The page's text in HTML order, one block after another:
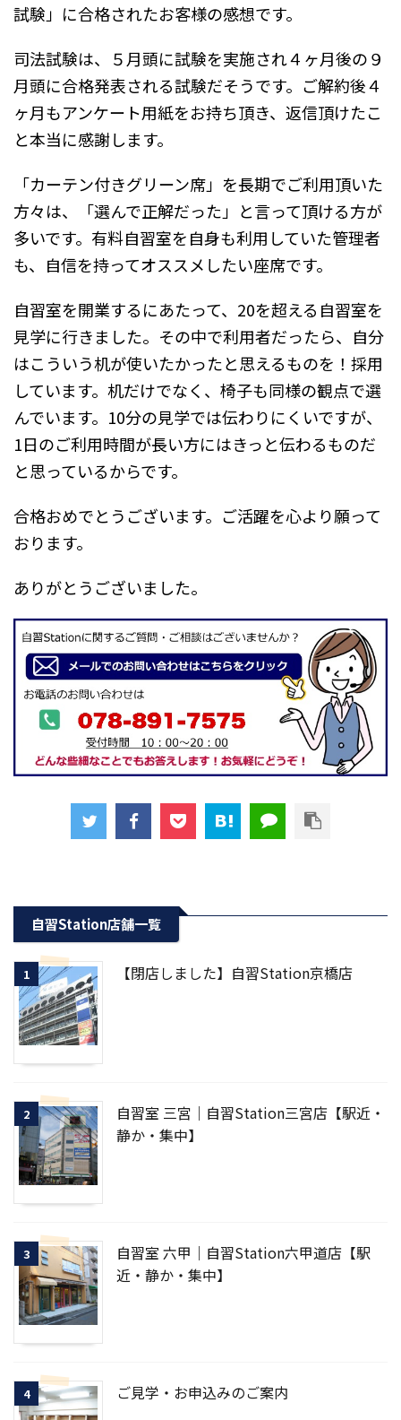
試験」に合格されたお客様の感想です。
司法試験は、５月頭に試験を実施され４ヶ月後の９
月頭に合格発表される試験だそうです。ご解約後４
ヶ月もアンケート用紙をお持ち頂き、返信頂けたこ
と本当に感謝します。
「カーテン付きグリーン席」を長期でご利用頂いた
方々は、「選んで正解だった」と言って頂ける方が
多いです。有料自習室を自身も利用していた管理者
も、自信を持ってオススメしたい座席です。
自習室を開業するにあたって、20を超える自習室を
見学に行きました。その中で利用者だったら、自分
はこういう机が使いたかったと思えるものを！採用
しています。机だけでなく、椅子も同様の観点で選
んでいます。10分の見学では伝わりにくいですが、
1日のご利用時間が長い方にはきっと伝わるものだ
と思っているからです。
合格おめでとうございます。ご活躍を心より願って
おります。
ありがとうございました。
自習Station店舗一覧
1 【閉店しました】自習Station京橋店
2
自習室 三宮｜自習Station三宮店【駅近・
静か・集中】
3
自習室 六甲｜自習Station六甲道店【駅
近・静か・集中】
4 ご見学・お申込みのご案内